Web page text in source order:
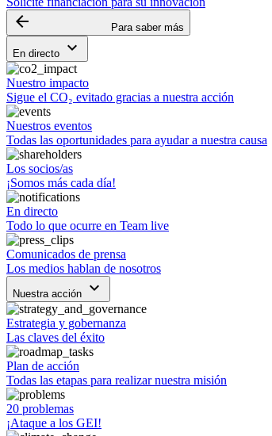
arrow_backward Para saber más
En directo keyboard_arrow_down
Nuestro impacto
Sigue el CO₂ evitado gracias a nuestra acción
Nuestros eventos
Todas las oportunidades para ayudar a nuestra causa
Los socios/as
¡Somos más cada día!
En directo
Todo lo que ocurre en Team live
Comunicados de prensa
Los medios hablan de nosotros
Nuestra acción keyboard_arrow_down
Estrategia y gobernanza
Las claves del éxito
Plan de acción
Todas las etapas para realizar nuestra misión
20 problemas
¡Ataque a los GEI!